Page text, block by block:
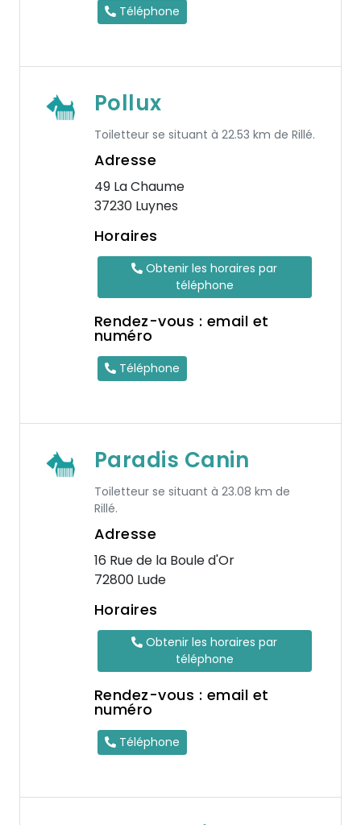
Téléphone
Pollux
Toiletteur se situant à 22.53 km de Rillé.
Adresse
49 La Chaume
37230 Luynes
Horaires
Obtenir les horaires par
téléphone
Rendez-vous : email et
numéro
Téléphone
Paradis Canin
Toiletteur se situant à 23.08 km de
Rillé.
Adresse
16 Rue de la Boule d'Or
72800 Lude
Horaires
Obtenir les horaires par
téléphone
Rendez-vous : email et
numéro
Téléphone